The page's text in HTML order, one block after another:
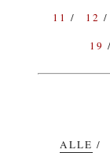
11
12
19
ALLE